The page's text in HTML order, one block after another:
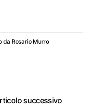
da Rosario Murro
successivo